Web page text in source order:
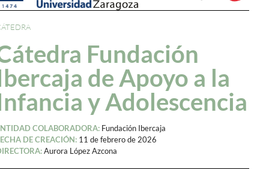
Fundación
de Apoyo a la
y Adolescencia
COLABORADORA: Fundación Ibercaja
DE CREACIÓN: 11 de febrero de 2026
Aurora López Azcona